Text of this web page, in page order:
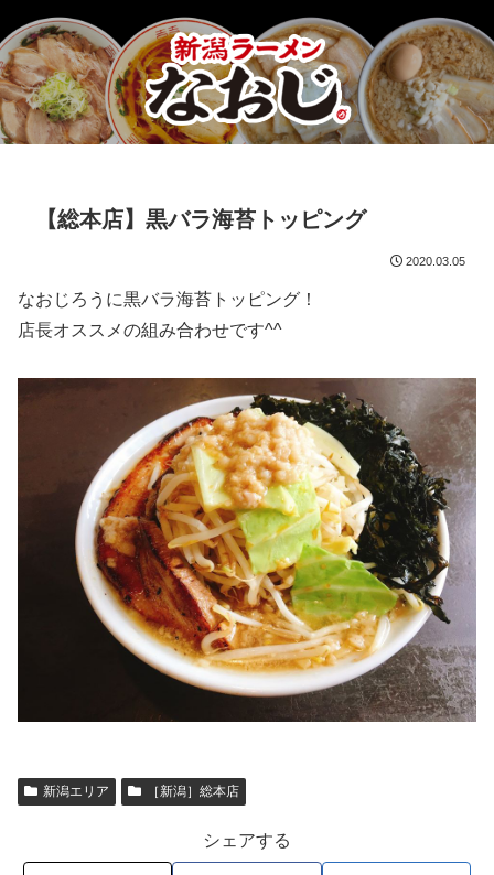
【総本店】黒バラ海苔トッピング
2020.03.05
なおじろうに黒バラ海苔トッピング！
店長オススメの組み合わせです^^
新潟エリア ［新潟］総本店
シェアする